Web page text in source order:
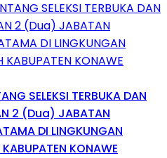
SELEKSI TERBUKA DAN
2 (Dua) JABATAN
DI LINGKUNGAN
KONAWE